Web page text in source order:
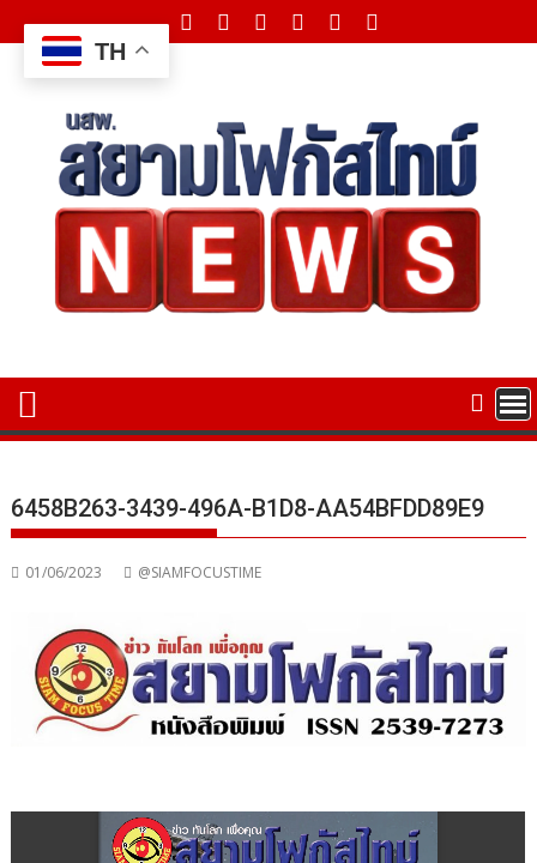
to
content
6458B263-3439-496A-B1D8-AA54BFDD89E9
01/06/2023 @SIAMFOCUSTIME
TH